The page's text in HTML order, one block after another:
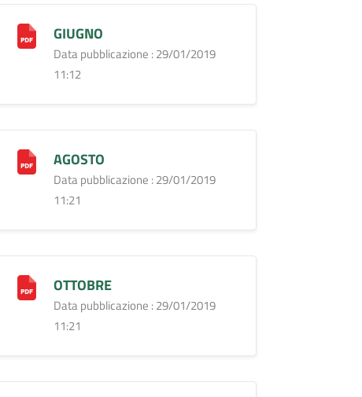
GIUGNO
Data pubblicazione : 29/01/2019
11:12
AGOSTO
Data pubblicazione : 29/01/2019
11:21
OTTOBRE
Data pubblicazione : 29/01/2019
11:21